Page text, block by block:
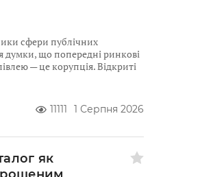
сфери публічних
думки, що попередні ринкові
— це корупція. Відкриті
11111 1 Серпня 2026
як